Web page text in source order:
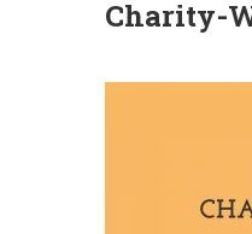
Charity-